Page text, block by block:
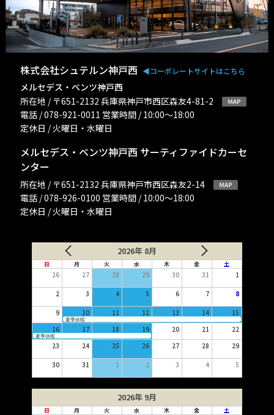
株式会社シュテルン神戸西 ◀︎コーポレートサイトはこちら
メルセデス・ベンツ神戸西
所在地 / 〒651-2132 兵庫県神戸市西区森友4-81-2
電話 / 078-921-0011 営業時間 / 10:00〜18:00
定休日 / 火曜日・水曜日
メルセデス・ベンツ神戸西 サーティファイドカーセ
ンター
所在地 / 〒651-2132 兵庫県神戸市西区森友2-14
電話 / 078-926-0100 営業時間 / 10:00〜18:00
定休日 / 火曜日・水曜日
2026年 8月
日 月 火 水 木 金 土
26 27 28 29 30 31 1
2 3 4 5 6 7 8
9 10 11 12 13 14 15
夏季休暇
16 17 18 19 20 21 22
夏季休暇
23 24 25 26 27 28 29
30 31 1 2 3 4 5
2026年 9月
日 月 火 水 木 金 土